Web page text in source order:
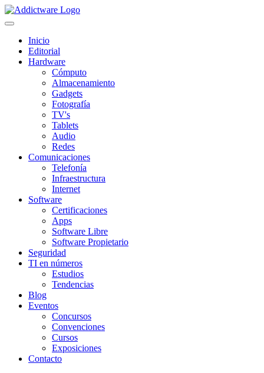
Inicio
Editorial
Hardware
Cómputo
Almacenamiento
Gadgets
Fotografía
TV's
Tablets
Audio
Redes
Comunicaciones
Telefonía
Infraestructura
Internet
Software
Certificaciones
Apps
Software Libre
Software Propietario
Seguridad
TI en números
Estudios
Tendencias
Blog
Eventos
Concursos
Convenciones
Cursos
Exposiciones
Contacto